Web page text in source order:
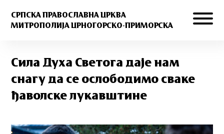
СРПСКА ПРАВОСЛАВНА ЦРКВА
МИТРОПОЛИЈА ЦРНОГОРСКО-ПРИМОРСКА
Сила Духа Светога даје нам
снагу да се ослободимо сваке
ђаволске лукавштине